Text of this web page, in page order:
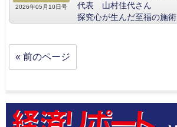
2026年05月10日号
代表 山村佳代さん
探究心が生んだ至福の施術
« 前のページ